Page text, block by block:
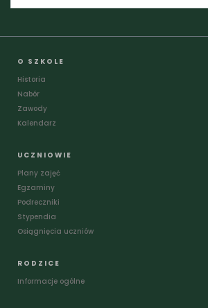
O SZKOLE
Historia
Nabór
Zawody
Kalendarz
UCZNIOWIE
Plany zajęć
Egzaminy
Podreczniki
Stypendia
Osiągnięcia uczniów
RODZICE
Informacje ogólne